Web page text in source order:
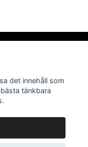
det innehåll som
tänkbara